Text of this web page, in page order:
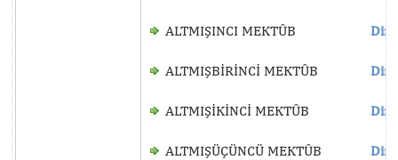
ALTMIŞINCI MEKTÛB
ALTMIŞBİRİNCİ MEKTÛB
ALTMIŞİKİNCİ MEKTÛB
ALTMIŞÜÇÜNCÜ MEKTÛB